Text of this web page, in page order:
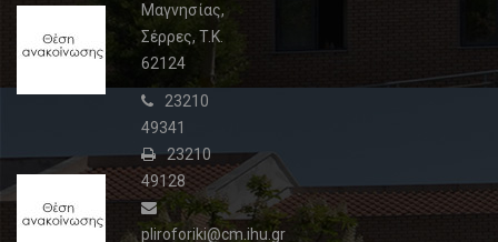
ανακοίνωσης
02
Θέση
ανακοίνωσης
2
Μαγνησίας,
Σέρρες, T.K.
62124
23210
49341
23210
49128
pliroforiki@cm.ihu.gr